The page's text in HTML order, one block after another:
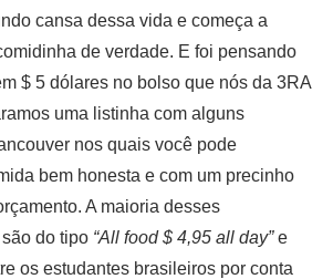
cansa dessa vida e começa a
de verdade. E foi pensando
$ 5 dólares no bolso que nós da 3RA
uma listinha com alguns
nos quais você pode
bem honesta e com um precinho
A maioria desses
do tipo “All food $ 4,95 all day”e
os estudantes brasileiros por conta